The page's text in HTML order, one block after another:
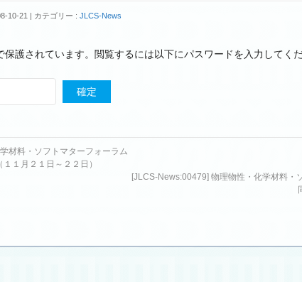
10-21 カテゴリー : JLCS-News
護されています。閲覧するには以下にパスワードを入力してくだ
材料・ソフトマターフォーラム
１月２１日～２２日）
[JLCS-News:00479] 物理物性・化学材料・